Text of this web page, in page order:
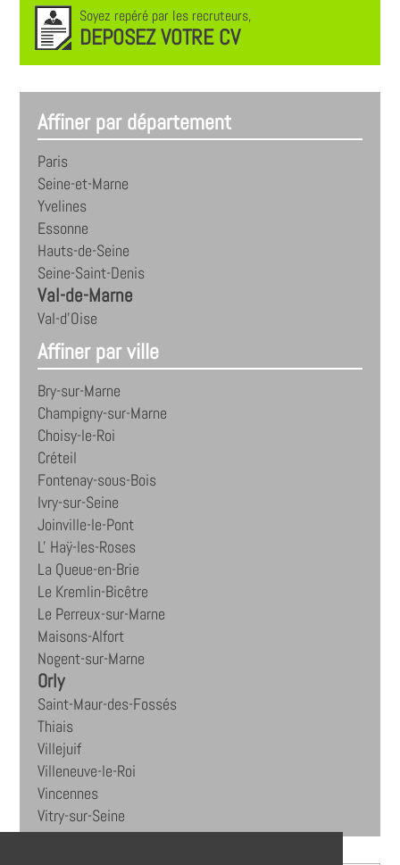
Soyez repéré par les recruteurs,
DEPOSEZ VOTRE CV
Affiner par département
Paris
Seine-et-Marne
Yvelines
Essonne
Hauts-de-Seine
Seine-Saint-Denis
Val-de-Marne
Val-d'Oise
Affiner par ville
Bry-sur-Marne
Champigny-sur-Marne
Choisy-le-Roi
Créteil
Fontenay-sous-Bois
Ivry-sur-Seine
Joinville-le-Pont
L' Haÿ-les-Roses
La Queue-en-Brie
Le Kremlin-Bicêtre
Le Perreux-sur-Marne
Maisons-Alfort
Nogent-sur-Marne
Orly
Saint-Maur-des-Fossés
Thiais
Villejuif
Villeneuve-le-Roi
Vincennes
Vitry-sur-Seine